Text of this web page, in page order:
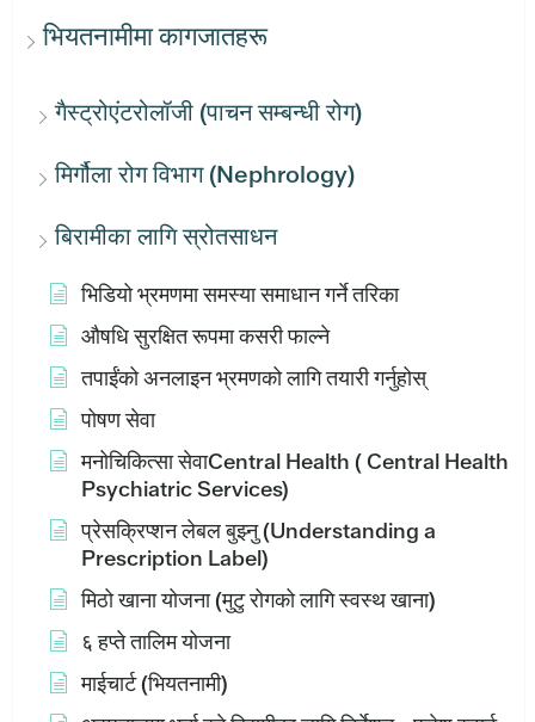
भियतनामीमा कागजातहरू
गैस्ट्रोएंटरोलॉजी (पाचन सम्बन्धी रोग)
मिर्गौला रोग विभाग (Nephrology)
बिरामीका लागि स्रोतसाधन
भिडियो भ्रमणमा समस्या समाधान गर्ने तरिका
औषधि सुरक्षित रूपमा कसरी फाल्ने
तपाईंको अनलाइन भ्रमणको लागि तयारी गर्नुहोस्
पोषण सेवा
मनोचिकित्सा सेवाCentral Health ( Central Health
Psychiatric Services)
प्रेसक्रिप्शन लेबल बुझ्नु (Understanding a
Prescription Label)
मिठो खाना योजना (मुटु रोगको लागि स्वस्थ खाना)
६ हप्ते तालिम योजना
माईचार्ट (भियतनामी)